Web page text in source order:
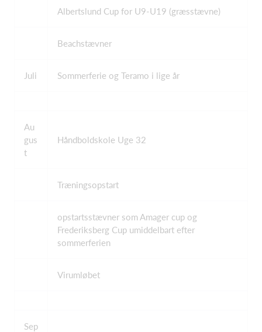
Albertslund Cup for U9-U19 (græsstævne)
Beachstævner
Juli Sommerferie og Teramo i lige år
Au
gus
t
Håndboldskole Uge 32
Træningsopstart
opstartsstævner som Amager cup og
Frederiksberg Cup umiddelbart efter
sommerferien
Virumløbet
Sep